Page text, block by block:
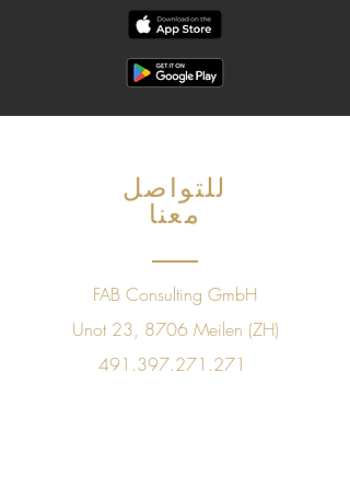
للتواصل
معنا
FAB Consulting GmbH
Unot 23, 8706 Meilen (ZH)
491.397.271.271